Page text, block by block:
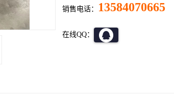
销售电话： 13584070665
在线QQ：